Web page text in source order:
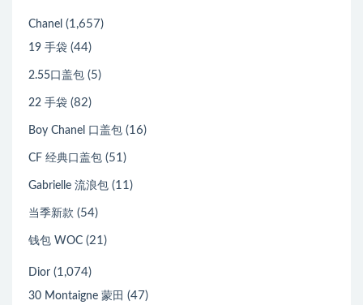
Chanel (1,657)
19 手袋 (44)
2.55口盖包 (5)
22 手袋 (82)
Boy Chanel 口盖包 (16)
CF 经典口盖包 (51)
Gabrielle 流浪包 (11)
当季新款 (54)
钱包 WOC (21)
Dior (1,074)
30 Montaigne 蒙田 (47)